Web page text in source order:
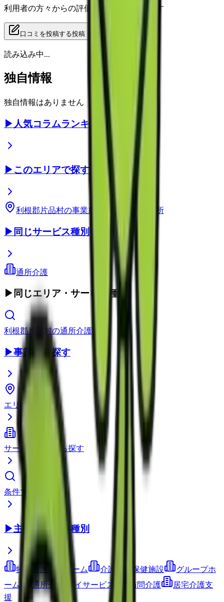
利用者の方々からの評価をご覧いただけます
口コミを投稿する投稿
読み込み中...
独自情報
独自情報はありません
▶ 人気コラムランキング
▶このエリアで探す
利根郡片品村の事業所 群馬県 の事業所
▶ 同じサービス種別
通所介護
▶ 同じエリア・サービス種別
利根郡片品村の通所介護
▶事業所を探す
エリアから探す
サービス種別から探す
条件で検索
▶主要サービス種別
特別養護老人ホーム 介護老人保健施設
グループホ
ーム
通所介護(デイサービス) 訪問介護
居宅介護支
援